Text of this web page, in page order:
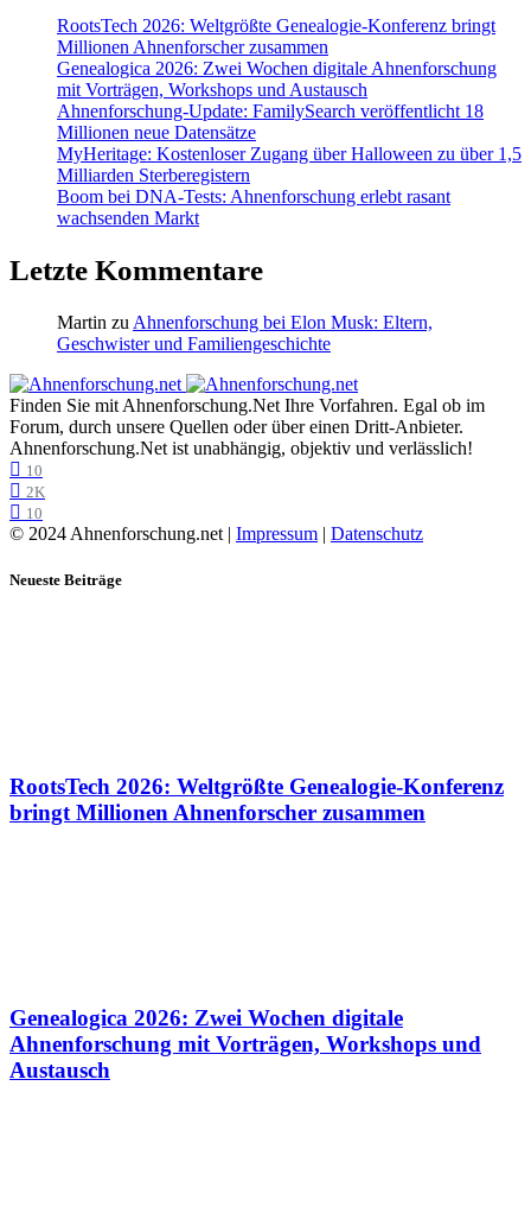
RootsTech 2026: Weltgrößte Genealogie-Konferenz bringt
Millionen Ahnenforscher zusammen
Genealogica 2026: Zwei Wochen digitale Ahnenforschung
mit Vorträgen, Workshops und Austausch
Ahnenforschung-Update: FamilySearch veröffentlicht 18
Millionen neue Datensätze
MyHeritage: Kostenloser Zugang über Halloween zu über 1,5
Milliarden Sterberegistern
Boom bei DNA-Tests: Ahnenforschung erlebt rasant
wachsenden Markt
Letzte Kommentare
Martin zu Ahnenforschung bei Elon Musk: Eltern,
Geschwister und Familiengeschichte
Finden Sie mit Ahnenforschung.Net Ihre Vorfahren. Egal ob im
Forum, durch unsere Quellen oder über einen Dritt-Anbieter.
Ahnenforschung.Net ist unabhängig, objektiv und verlässlich!
10
2K
10
© 2024 Ahnenforschung.net | Impressum | Datenschutz
Neueste Beiträge
RootsTech 2026: Weltgrößte Genealogie-Konferenz
bringt Millionen Ahnenforscher zusammen
Genealogica 2026: Zwei Wochen digitale
Ahnenforschung mit Vorträgen, Workshops und
Austausch